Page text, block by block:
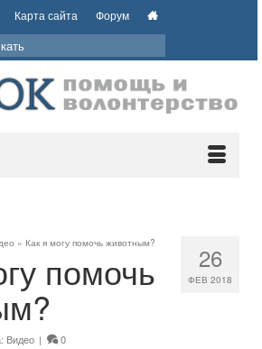
Карта сайта Форум
26
ФЕВ 2018
» Как я могу помочь животным?
помочь
Видео | 0